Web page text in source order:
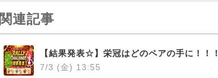
関連記事
【結果発表☆】栄冠はどのペアの手に！！！
7/3 (金) 13:55